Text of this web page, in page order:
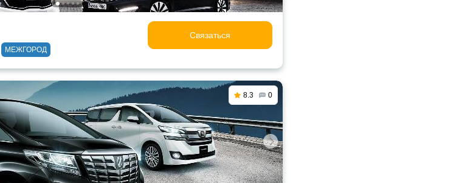
МЕЖГОРОД
Связаться
8.3 0